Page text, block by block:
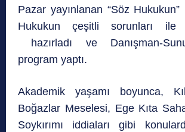
Pazar yayınlanan “Söz Hukukun”
Hukukun çeşitli sorunları ile
hazırladı ve Danışman-
program yaptı.
Akademik yaşamı boyunca,
Boğazlar Meselesi, Ege Kıta
Soykırımı iddiaları gibi